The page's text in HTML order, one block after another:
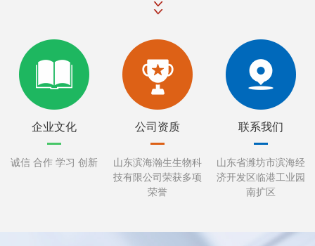
企业文化
诚信 合作 学习 创新
公司资质
山东滨海瀚生生物科
技有限公司荣获多项
荣誉
联系我们
山东省潍坊市滨海经
济开发区临港工业园
南扩区